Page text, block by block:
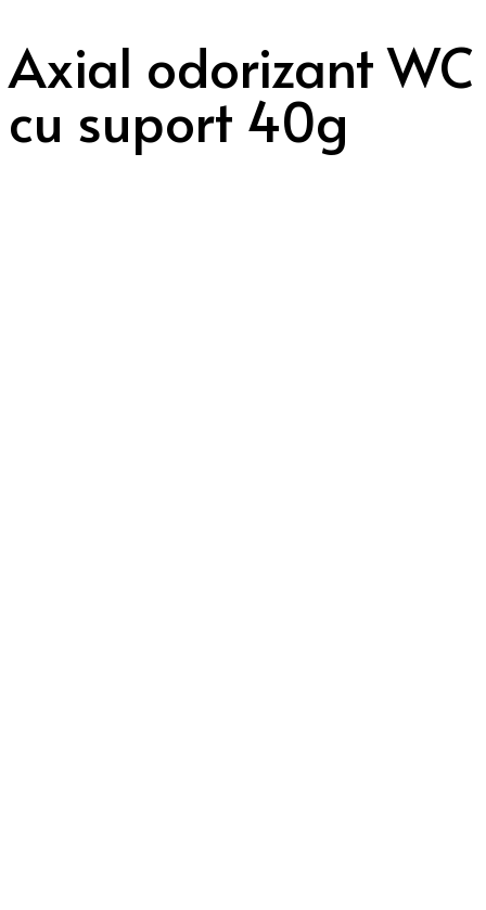
Axial odorizant WC
cu suport 40g